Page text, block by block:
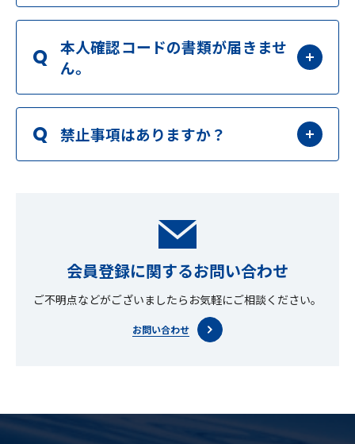
Q 本人確認コードの書類が届きませ
ん。
Q 禁止事項はありますか？
会員登録に関するお問い合わせ
ご不明点などがございましたらお気軽にご相談ください。
お問い合わせ